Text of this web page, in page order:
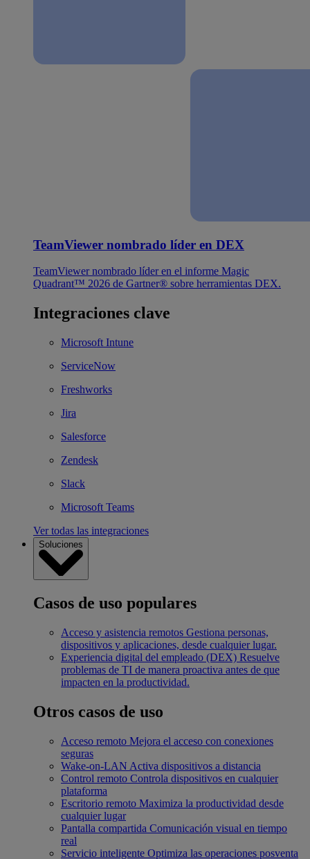
TeamViewer nombrado líder en DEX
TeamViewer nombrado líder en el informe Magic
Quadrant™ 2026 de Gartner® sobre herramientas DEX.
Integraciones clave
Microsoft Intune
ServiceNow
Freshworks
Jira
Salesforce
Zendesk
Slack
Microsoft Teams
Ver todas las integraciones
Soluciones
Casos de uso populares
Acceso y asistencia remotos Gestiona personas,
dispositivos y aplicaciones, desde cualquier lugar.
Experiencia digital del empleado (DEX) Resuelve
problemas de TI de manera proactiva antes de que
impacten en la productividad.
Otros casos de uso
Acceso remoto Mejora el acceso con conexiones
seguras
Wake-on-LAN Activa dispositivos a distancia
Control remoto Controla dispositivos en cualquier
plataforma
Escritorio remoto Maximiza la productividad desde
cualquier lugar
Pantalla compartida Comunicación visual en tiempo
real
Servicio inteligente Optimiza las operaciones posventa